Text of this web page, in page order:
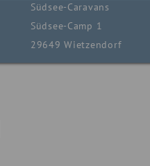
Südsee-Caravans
Südsee-Camp 1
29649 Wietzendorf